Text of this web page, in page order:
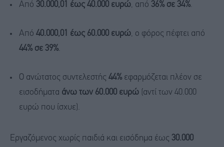
Από 30.000,01 έως 40.000 ευρώ, από 36% σε 34%.
Από 40.000,01 έως 60.000 ευρώ, ο φόρος πέφτει από
44% σε 39%.
Ο ανώτατος συντελεστής 44% εφαρμόζεται πλέον σε
εισοδήματα άνω των 60.000 ευρώ (αντί των 40.000
ευρώ που ίσχυε).
Εργαζόμενος χωρίς παιδιά και εισόδημα έως 30.000